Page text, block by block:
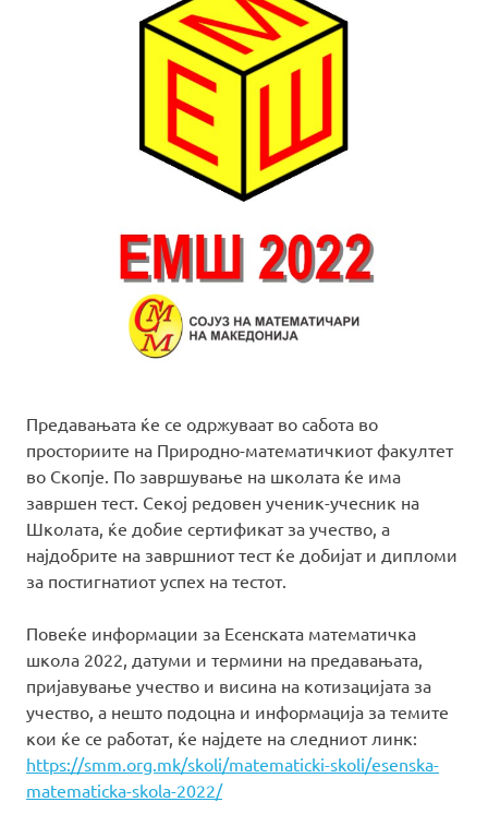
Предавањата ќе се одржуваат во сабота во
просториите на Природно-математичкиот факултет
во Скопје. По завршување на школата ќе има
завршен тест. Секој редовен ученик-учесник на
Школата, ќе добие сертификат за учество, а
најдобрите на завршниот тест ќе добијат и дипломи
за постигнатиот успех на тестот.
Повеќе информации за Есенската математичка
школа 2022, датуми и термини на предавањата,
пријавување учество и висина на котизацијата за
учество, а нешто подоцна и информација за темите
кои ќе се работат, ќе најдете на следниот линк:
https://smm.org.mk/skoli/matematicki-skoli/esenska-
matematicka-skola-2022/